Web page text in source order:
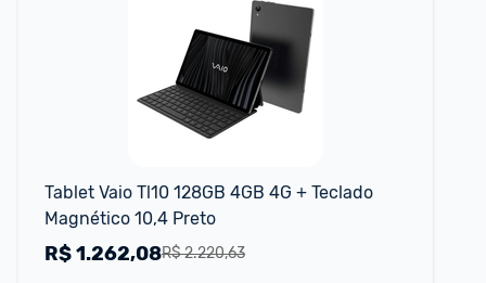
Tablet Vaio Tl10 128GB 4GB 4G + Teclado
Magnético 10,4 Preto
R$ 2.220,63
R$1.262,08